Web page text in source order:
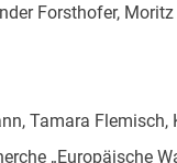
Forsthofer,
Tamara Flemisch,
„Europäische